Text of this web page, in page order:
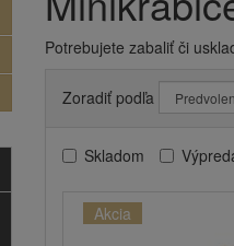
Potrebujete zabaliť či
Zoradiť podľa
Skladom
Akcia